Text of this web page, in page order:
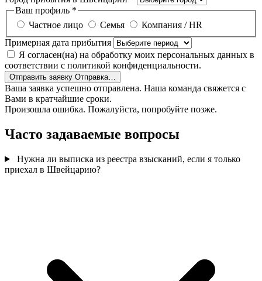
Ваш профиль *
Частное лицо
Семья
Компания / HR
Примерная дата прибытия
Я согласен(на) на обработку моих персональных данных в
соответствии с политикой конфиденциальности.
Отправить заявку Отправка…
Ваша заявка успешно отправлена. Наша команда свяжется с
Вами в кратчайшие сроки.
Произошла ошибка. Пожалуйста, попробуйте позже.
Часто задаваемые вопросы
Нужна ли выписка из реестра взысканий, если я только
приехал в Швейцарию?